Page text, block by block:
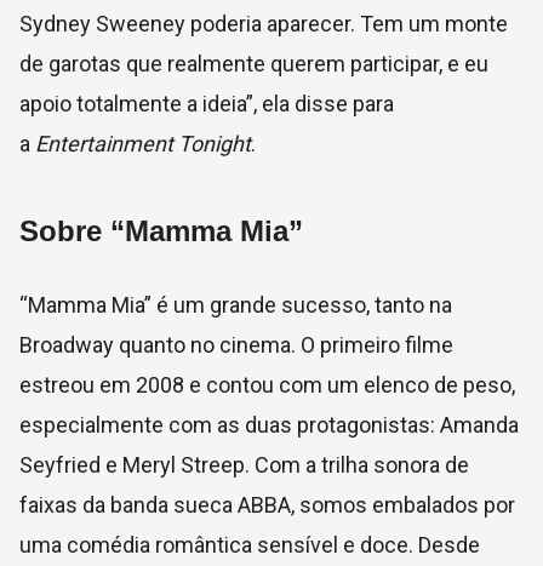
Sydney Sweeney poderia aparecer. Tem um monte
de garotas que realmente querem participar, e eu
apoio totalmente a ideia”, ela disse para
a Entertainment Tonight.
Sobre “Mamma Mia”
“Mamma Mia” é um grande sucesso, tanto na
Broadway quanto no cinema. O primeiro filme
estreou em 2008 e contou com um elenco de peso,
especialmente com as duas protagonistas: Amanda
Seyfried e Meryl Streep. Com a trilha sonora de
faixas da banda sueca ABBA, somos embalados por
uma comédia romântica sensível e doce. Desde